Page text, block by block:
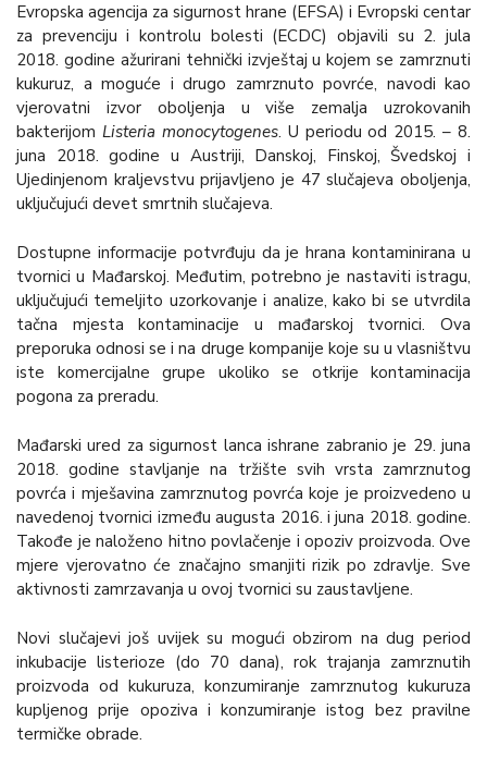
Evropska agencija za sigurnost hrane (EFSA) i Evropski centar
za prevenciju i kontrolu bolesti (ECDC) objavili su 2. jula
2018. godine ažurirani tehnički izvještaj u kojem se zamrznuti
kukuruz, a moguće i drugo zamrznuto povrće, navodi kao
vjerovatni izvor oboljenja u više zemalja uzrokovanih
bakterijom Listeria monocytogenes. U periodu od 2015. – 8.
juna 2018. godine u Austriji, Danskoj, Finskoj, Švedskoj i
Ujedinjenom kraljevstvu prijavljeno je 47 slučajeva oboljenja,
uključujući devet smrtnih slučajeva.
Dostupne informacije potvrđuju da je hrana kontaminirana u
tvornici u Mađarskoj. Međutim, potrebno je nastaviti istragu,
uključujući temeljito uzorkovanje i analize, kako bi se utvrdila
tačna mjesta kontaminacije u mađarskoj tvornici. Ova
preporuka odnosi se i na druge kompanije koje su u vlasništvu
iste komercijalne grupe ukoliko se otkrije kontaminacija
pogona za preradu.
Mađarski ured za sigurnost lanca ishrane zabranio je 29. juna
2018. godine stavljanje na tržište svih vrsta zamrznutog
povrća i mješavina zamrznutog povrća koje je proizvedeno u
navedenoj tvornici između augusta 2016. i juna 2018. godine.
Takođe je naloženo hitno povlačenje i opoziv proizvoda. Ove
mjere vjerovatno će značajno smanjiti rizik po zdravlje. Sve
aktivnosti zamrzavanja u ovoj tvornici su zaustavljene.
Novi slučajevi još uvijek su mogući obzirom na dug period
inkubacije listerioze (do 70 dana), rok trajanja zamrznutih
proizvoda od kukuruza, konzumiranje zamrznutog kukuruza
kupljenog prije opoziva i konzumiranje istog bez pravilne
termičke obrade.